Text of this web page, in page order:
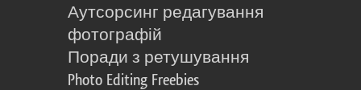
Аутсорсинг редагування
фотографій
Поради з ретушування
Photo Editing Freebies